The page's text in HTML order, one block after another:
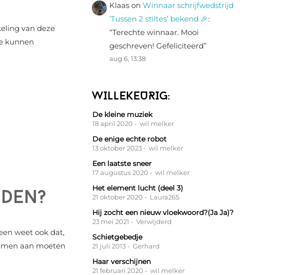
van deze
kunnen
weet ook dat,
aan moeten
Klaas on Winnaar schrijfwedstrijd
‘Tussen 2 stiltes’ bekend 🎉:
“Terechte winnaar. Mooi
geschreven! Gefeliciteerd”
aug 6, 13:38
WILLEKEURIG:
De kleine muziek
18 april 2020 - wil melker
De enige echte robot
13 oktober 2023 - wil melker
Een laatste sneer
17 augustus 2020 - wil melker
Het element lucht (deel 3)
21 oktober 2020 - Laura265
Hij zocht een nieuw vloekwoord?(Ja Ja)?
23 mei 2021 - Verwijderd
Schietgebedje
21 juli 2013 - Gerhard
Haar verschijnen
21 februari 2020 - wil melker